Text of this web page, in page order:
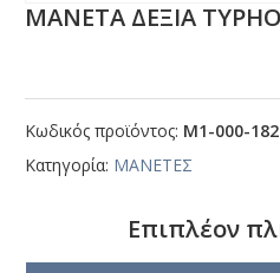
ΜΑΝΕΤΑ ΔΕΞΙΑ
Κωδικός προϊόντος: Μ1-000-182
Κατηγορία: ΜΑΝΕΤΕΣ
Επιπλέον